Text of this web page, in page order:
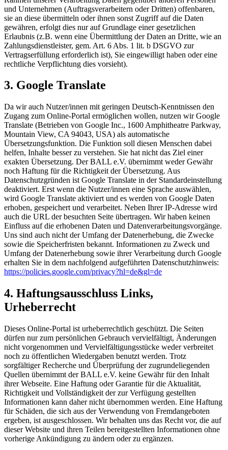
und Unternehmen (Auftragsverarbeitern oder Dritten) offenbaren,
sie an diese übermitteln oder ihnen sonst Zugriff auf die Daten
gewähren, erfolgt dies nur auf Grundlage einer gesetzlichen
Erlaubnis (z.B. wenn eine Übermittlung der Daten an Dritte, wie an
Zahlungsdienstleister, gem. Art. 6 Abs. 1 lit. b DSGVO zur
Vertragserfüllung erforderlich ist), Sie eingewilligt haben oder eine
rechtliche Verpflichtung dies vorsieht).
3. Google Translate
Da wir auch Nutzer/innen mit geringen Deutsch-Kenntnissen den
Zugang zum Online-Portal ermöglichen wollen, nutzen wir Google
Translate (Betrieben von Google Inc., 1600 Amphitheatre Parkway,
Mountain View, CA 94043, USA) als automatische
Übersetzungsfunktion. Die Funktion soll diesen Menschen dabei
helfen, Inhalte besser zu verstehen. Sie hat nicht das Ziel einer
exakten Übersetzung. Der BALL e.V. übernimmt weder Gewähr
noch Haftung für die Richtigkeit der Übersetzung. Aus
Datenschutzgründen ist Google Translate in der Standardeinstellung
deaktiviert. Erst wenn die Nutzer/innen eine Sprache auswählen,
wird Google Translate aktiviert und es werden von Google Daten
erhoben, gespeichert und verarbeitet. Neben Ihrer IP-Adresse wird
auch die URL der besuchten Seite übertragen. Wir haben keinen
Einfluss auf die erhobenen Daten und Datenverarbeitungsvorgänge.
Uns sind auch nicht der Umfang der Datenerhebung, die Zwecke
sowie die Speicherfristen bekannt. Informationen zu Zweck und
Umfang der Datenerhebung sowie ihrer Verarbeitung durch Google
erhalten Sie in dem nachfolgend aufgeführten Datenschutzhinweis:
https://policies.google.com/privacy?hl=de&gl=de
4. Haftungsausschluss Links,
Urheberrecht
Dieses Online-Portal ist urheberrechtlich geschützt. Die Seiten
dürfen nur zum persönlichen Gebrauch vervielfältigt, Änderungen
nicht vorgenommen und Vervielfältigungsstücke weder verbreitet
noch zu öffentlichen Wiedergaben benutzt werden. Trotz
sorgfältiger Recherche und Überprüfung der zugrundeliegenden
Quellen übernimmt der BALL e.V. keine Gewähr für den Inhalt
ihrer Webseite. Eine Haftung oder Garantie für die Aktualität,
Richtigkeit und Vollständigkeit der zur Verfügung gestellten
Informationen kann daher nicht übernommen werden. Eine Haftung
für Schäden, die sich aus der Verwendung von Fremdangeboten
ergeben, ist ausgeschlossen. Wir behalten uns das Recht vor, die auf
dieser Website und ihren Teilen bereitgestellten Informationen ohne
vorherige Ankündigung zu ändern oder zu ergänzen.